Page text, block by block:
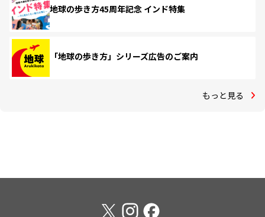
地球の歩き方45周年記念 インド特集
「地球の歩き方」シリーズ広告のご案内
もっと見る